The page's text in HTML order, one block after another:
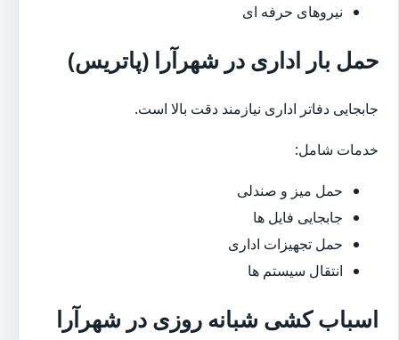
نیروهای حرفه ای
حمل بار اداری در شهرآرا (پاتریس)
جابجایی دفاتر اداری نیازمند دقت بالا است.
خدمات شامل:
حمل میز و صندلی
جابجایی فایل ها
حمل تجهیزات اداری
انتقال سیستم ها
اسباب کشی شبانه روزی در شهرآرا